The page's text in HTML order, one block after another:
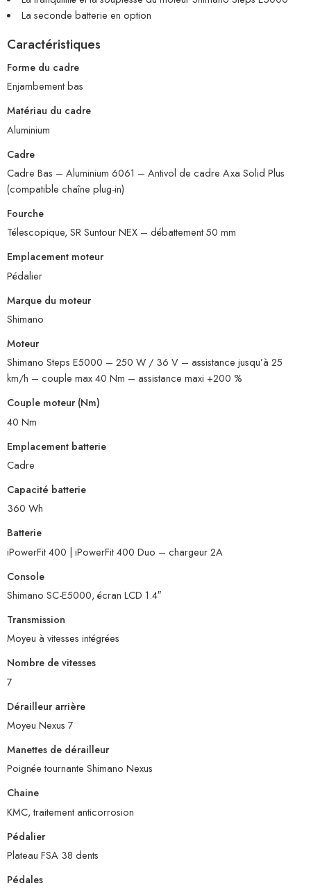
La seconde batterie en option
Caractéristiques
Forme du cadre
Enjambement bas
Matériau du cadre
Aluminium
Cadre
Cadre Bas – Aluminium 6061 – Antivol de cadre Axa Solid Plus
(compatible chaîne plug-in)
Fourche
Télescopique, SR Suntour NEX – débattement 50 mm
Emplacement moteur
Pédalier
Marque du moteur
Shimano
Moteur
Shimano Steps E5000 – 250 W / 36 V – assistance jusqu’à 25
km/h – couple max 40 Nm – assistance maxi +200 %
Couple moteur (Nm)
40 Nm
Emplacement batterie
Cadre
Capacité batterie
360 Wh
Batterie
iPowerFit 400 | iPowerFit 400 Duo – chargeur 2A
Console
Shimano SC-E5000, écran LCD 1.4″
Transmission
Moyeu à vitesses intégrées
Nombre de vitesses
7
Dérailleur arrière
Moyeu Nexus 7
Manettes de dérailleur
Poignée tournante Shimano Nexus
Chaine
KMC, traitement anticorrosion
Pédalier
Plateau FSA 38 dents
Pédales